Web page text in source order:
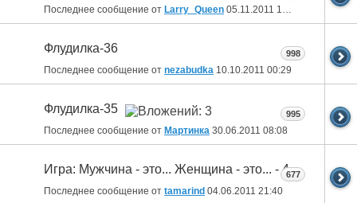
Последнее сообщение от Larry_Queen 05.11.2011 15:19
Флудилка-36
Последнее сообщение от nezabudka 10.10.2011 00:29
998
Флудилка-35
Последнее сообщение от Мартинка 30.06.2011 08:08
995
Игра: Мужчина - это... Женщина - это... - 4
Последнее сообщение от tamarind 04.06.2011 21:40
677